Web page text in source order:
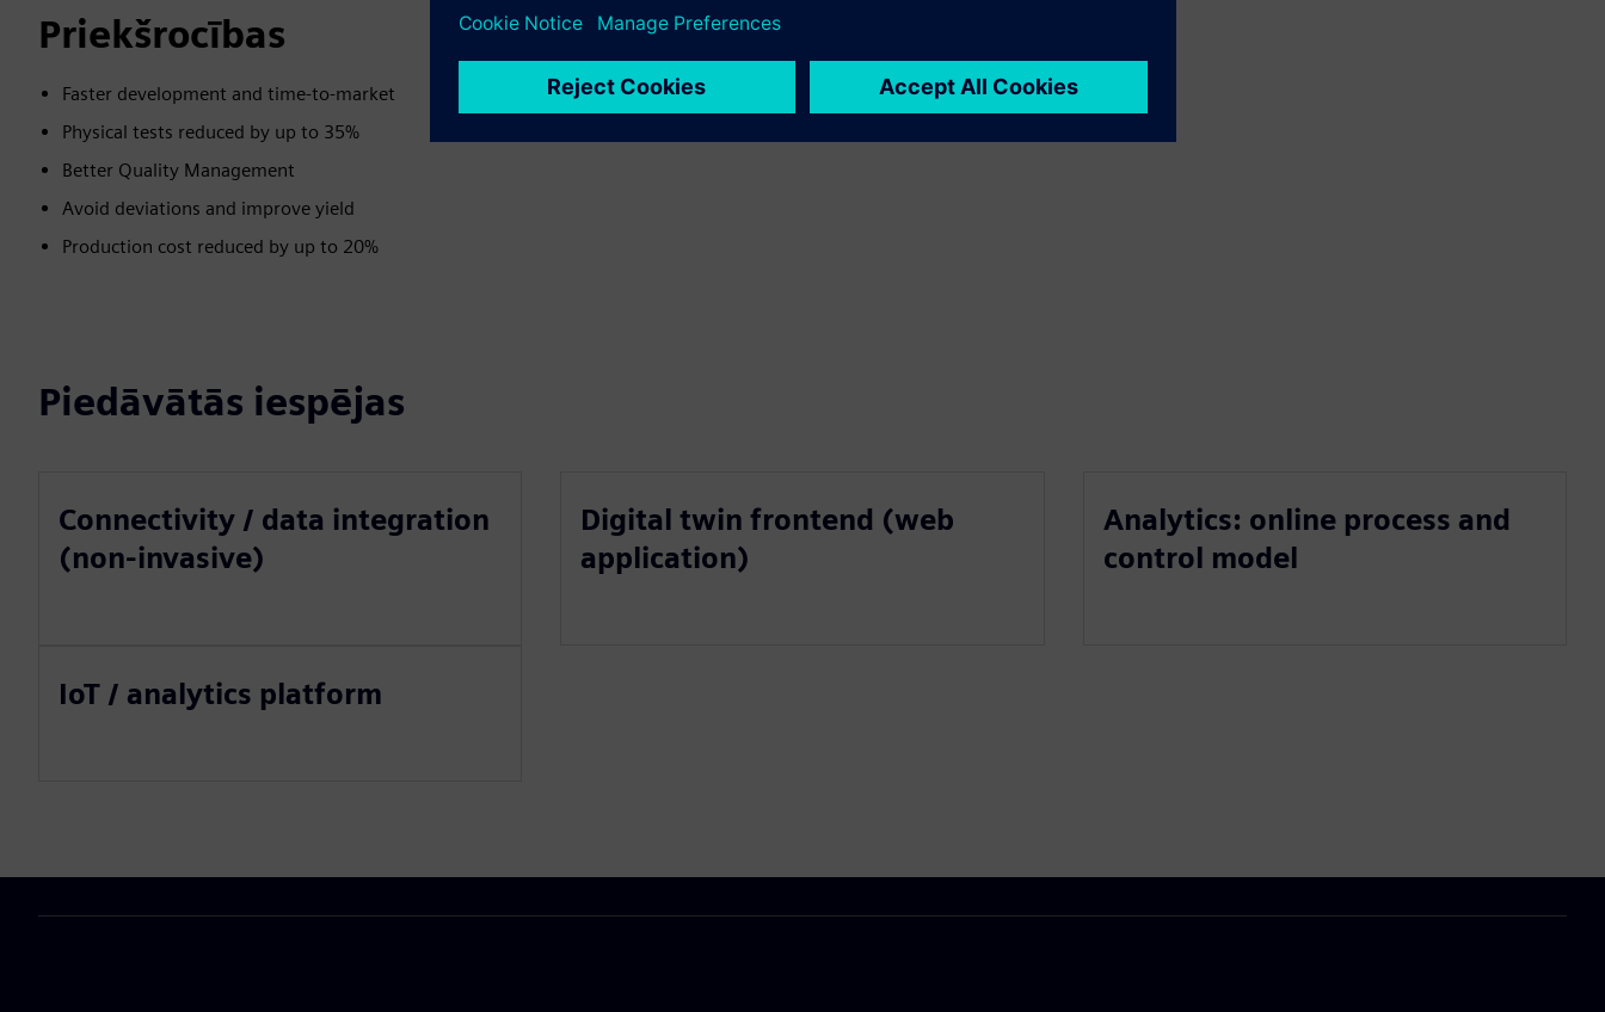
Priekšrocības
Faster development and ​time-to-market​
Physical tests reduced by up to 35%
Better Quality Management
Avoid deviations and improve yield​
Production cost reduced by up to 20%
Piedāvātās iespējas
Connectivity / data integration
(non-invasive)
Digital twin frontend (web
application)
Analytics: online process and
control model
IoT / analytics platform